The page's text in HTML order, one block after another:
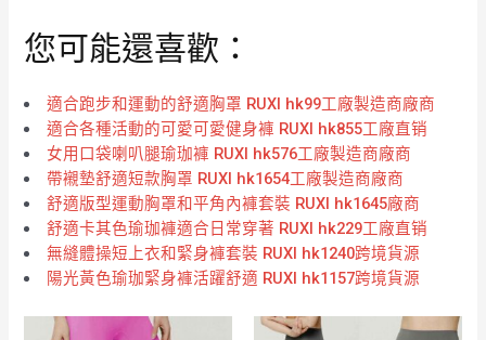
您可能還喜歡：
適合跑步和運動的舒適胸罩 RUXI hk99工廠製造商廠商
適合各種活動的可愛可愛健身褲 RUXI hk855工廠直销
女用口袋喇叭腿瑜珈褲 RUXI hk576工廠製造商廠商
帶襯墊舒適短款胸罩 RUXI hk1654工廠製造商廠商
舒適版型運動胸罩和平角內褲套裝 RUXI hk1645廠商
舒適卡其色瑜珈褲適合日常穿著 RUXI hk229工廠直销
無縫體操短上衣和緊身褲套裝 RUXI hk1240跨境貨源
陽光黃色瑜珈緊身褲活躍舒適 RUXI hk1157跨境貨源